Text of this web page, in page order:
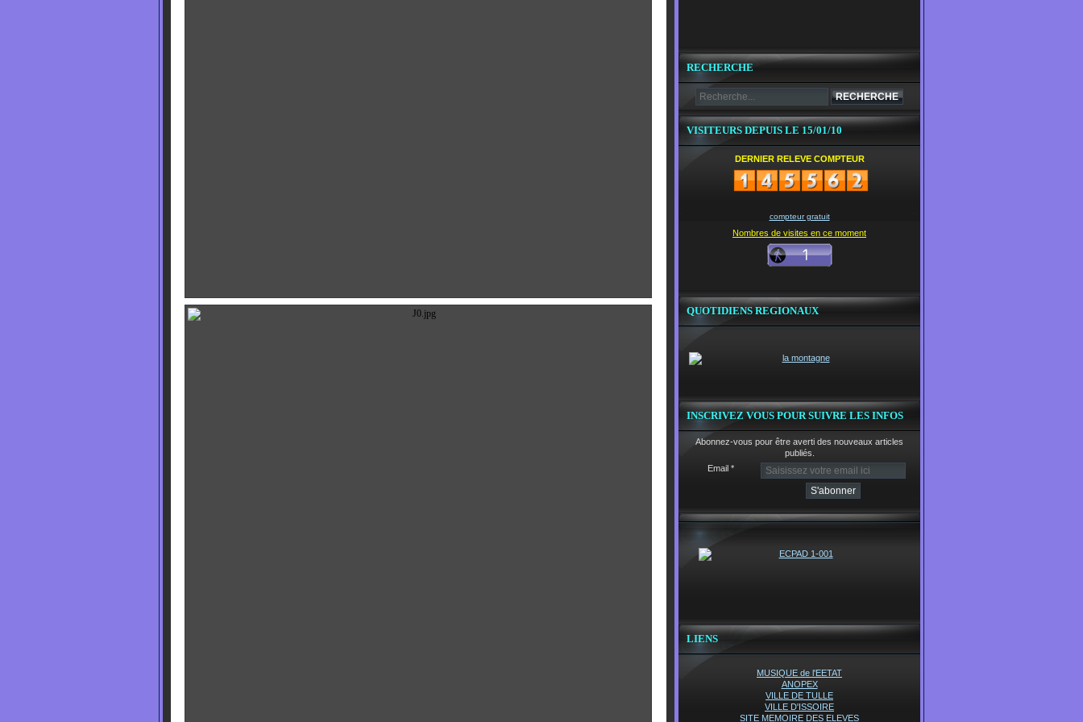
RECHERCHE
VISITEURS DEPUIS LE 15/01/10
DERNIER RELEVE COMPTEUR
compteur gratuit
Nombres de visites en ce moment
QUOTIDIENS REGIONAUX
INSCRIVEZ VOUS POUR SUIVRE LES INFOS
Abonnez-vous pour être averti des nouveaux articles
publiés.
Email
LIENS
MUSIQUE de l'EETAT
ANOPEX
VILLE DE TULLE
VILLE D'ISSOIRE
SITE MEMOIRE DES ELEVES